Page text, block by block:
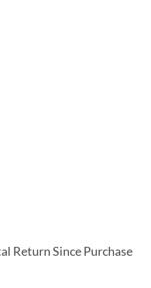
Return Since Purchase